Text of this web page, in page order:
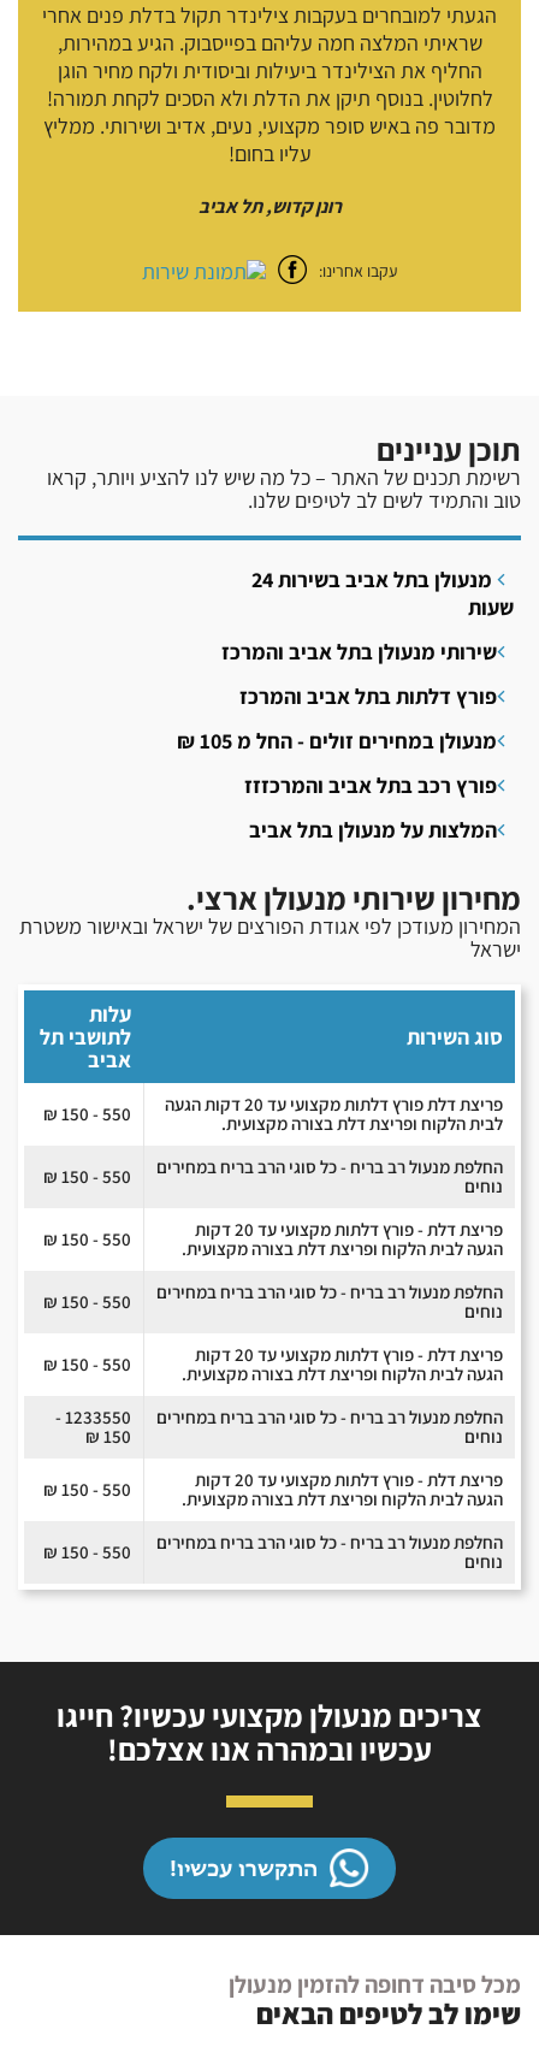
הגעתי למובחרים בעקבות צילינדר תקול בדלת פנים אחרי
שראיתי המלצה חמה עליהם בפייסבוק. הגיע במהירות,
החליף את הצילינדר ביעילות וביסודית ולקח מחיר הוגן
לחלוטין. בנוסף תיקן את הדלת ולא הסכים לקחת תמורה!
מדובר פה באיש סופר מקצועי, נעים, אדיב ושירותי. ממליץ
עליו בחום!
רונן קדוש, תל אביב
עקבו אחרינו:
תוכן עניינים
רשימת תכנים של האתר – כל מה שיש לנו להציע ויותר, קראו
טוב והתמיד לשים לב לטיפים שלנו.
מנעולן בתל אביב בשירות 24
שעות
שירותי מנעולן בתל אביב והמרכז
פורץ דלתות בתל אביב והמרכז
מנעולן במחירים זולים - החל מ 105 ₪
פורץ רכב בתל אביב והמרכזזז
המלצות על מנעולן בתל אביב
מחירון שירותי מנעולן ארצי.
המחירון מעודכן לפי אגודת הפורצים של ישראל ובאישור משטרת
ישראל
סוג השירות
עלות
לתושבי תל
אביב
פריצת דלת פורץ דלתות מקצועי עד 20 דקות הגעה
לבית הלקוח ופריצת דלת בצורה מקצועית.
550 - 150 ₪
החלפת מנעול רב בריח - כל סוגי הרב בריח במחירים
נוחים
550 - 150 ₪
פריצת דלת - פורץ דלתות מקצועי עד 20 דקות
הגעה לבית הלקוח ופריצת דלת בצורה מקצועית.
550 - 150 ₪
החלפת מנעול רב בריח - כל סוגי הרב בריח במחירים
נוחים
550 - 150 ₪
פריצת דלת - פורץ דלתות מקצועי עד 20 דקות
הגעה לבית הלקוח ופריצת דלת בצורה מקצועית.
550 - 150 ₪
החלפת מנעול רב בריח - כל סוגי הרב בריח במחירים
נוחים
1233550 -
150 ₪
פריצת דלת - פורץ דלתות מקצועי עד 20 דקות
הגעה לבית הלקוח ופריצת דלת בצורה מקצועית.
550 - 150 ₪
החלפת מנעול רב בריח - כל סוגי הרב בריח במחירים
נוחים
550 - 150 ₪
צריכים מנעולן מקצועי עכשיו? חייגו
עכשיו ובמהרה אנו אצלכם!
התקשרו עכשיו!
מכל סיבה דחופה להזמין מנעולן
שימו לב לטיפים הבאים